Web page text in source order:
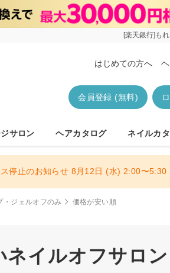
[楽天銀行]も
はじめての方へ
会員登録 (無料)
サロン ヘアカタログ ネイルカ
停止のお知らせ 8月12日 (水) 2:00〜5:30
・ジェルオフのみ 価格が安い順
イルオフサロ